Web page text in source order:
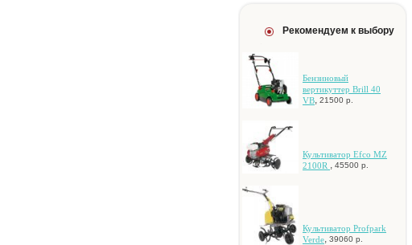
Рекомендуем к выбору
Бeнзинoвый
вepтикуттep Brill 40
VB, 21500 р.
Культиватор Efco MZ
2100R
45500 р.
Культиватор Profpark
Verde 39060 р.